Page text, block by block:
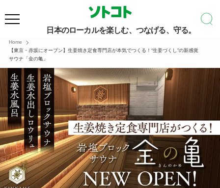
日本のローカルを楽しむ、つなげる、守る。
Home
【東京・赤坂にオープン】生姜焼き定食専門店が本気でつくる！“生姜づくし”の新感覚
サウナ「金の亀」